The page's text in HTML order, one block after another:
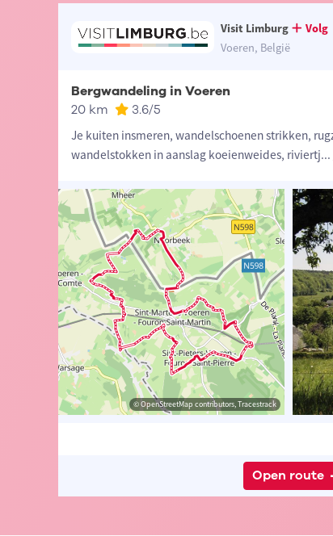
Visit Limburg
Volg
Voeren, België
Bergwandeling in Voeren
20 km 3.6/5
Je kuiten insmeren, wandelschoenen strikken,
wandelstokken in aanslag koeienweides, riviertj...
© OpenStreetMap contributors, Tracestrack
Open route